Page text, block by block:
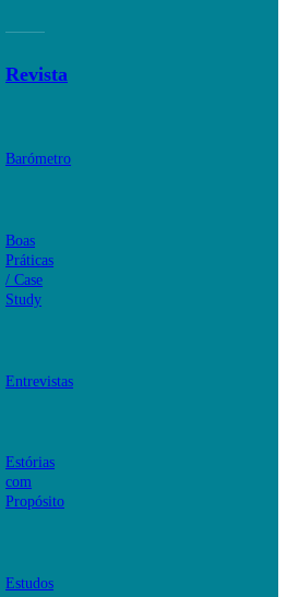
Revista
Barómetro
Boas
Práticas
/ Case
Study
Entrevistas
Estórias
com
Propósito
Estudos